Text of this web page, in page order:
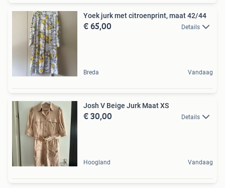
Yoek jurk met citroenprint, maat 42/44
€ 65,00 Details
Breda Vandaag
Josh V Beige Jurk Maat XS
€ 30,00 Details
Hoogland Vandaag